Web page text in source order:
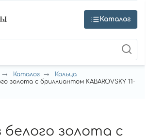
Каталог
Каталог
Кольца
золота с бриллиантом KABAROVSKY 11-
белого золота с